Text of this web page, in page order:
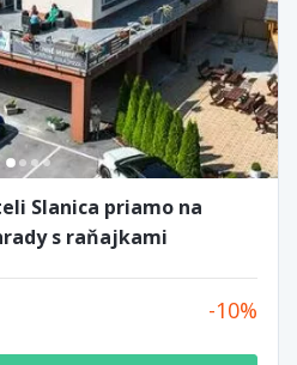
Slanica priamo na
s raňajkami
10